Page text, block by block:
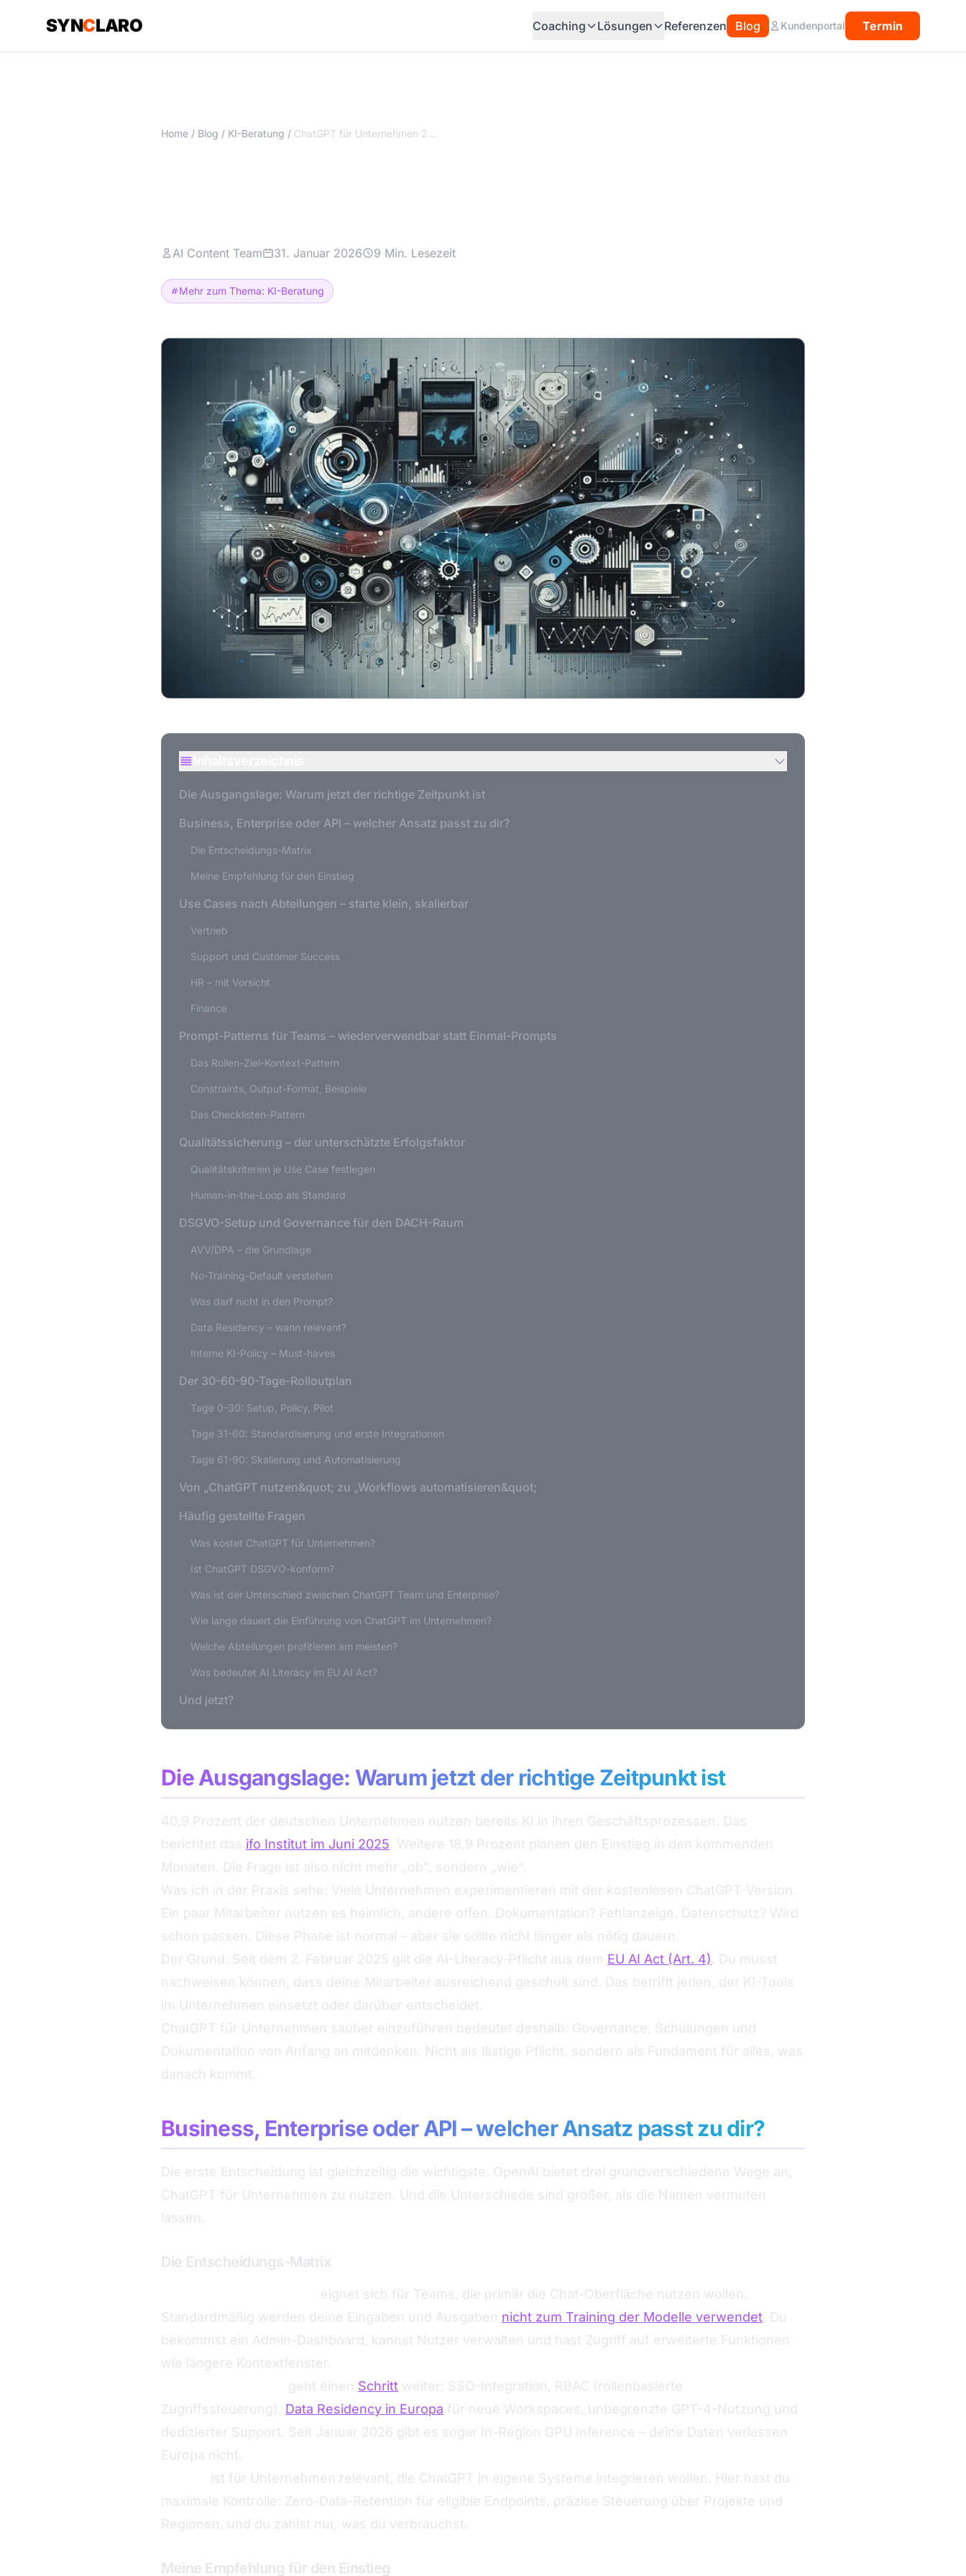
SYNCLARO Coaching Lösungen Referenzen Blog Kundenportal Termin
Home / Blog / KI-Beratung / ChatGPT für Unternehmen 2026: DSGVO-konforme KI-Integration
AI Content Team 31. Januar 2026 9 Min. Lesezeit
Mehr zum Thema: KI-Beratung
Die Ausgangslage: Warum jetzt der richtige Zeitpunkt ist
Business, Enterprise oder API – welcher Ansatz passt zu dir?
Die Entscheidungs-Matrix
Meine Empfehlung für den Einstieg
Use Cases nach Abteilungen – starte klein, skalierbar
Vertrieb
Support und Customer Success
HR – mit Vorsicht
Finance
Prompt-Patterns für Teams – wiederverwendbar statt Einmal-Prompts
Das Rollen-Ziel-Kontext-Pattern
Constraints, Output-Format, Beispiele
Das Checklisten-Pattern
Qualitätssicherung – der unterschätzte Erfolgsfaktor
Qualitätskriterien je Use Case festlegen
Human-in-the-Loop als Standard
DSGVO-Setup und Governance für den DACH-Raum
AVV/DPA – die Grundlage
No-Training-Default verstehen
Was darf nicht in den Prompt?
Data Residency – wann relevant?
Interne KI-Policy – Must-haves
Der 30-60-90-Tage-Rolloutplan
Tage 0-30: Setup, Policy, Pilot
Tage 31-60: Standardisierung und erste Integrationen
Tage 61-90: Skalierung und Automatisierung
Von „ChatGPT nutzen&quot; zu „Workflows automatisieren&quot;
Häufig gestellte Fragen
Was kostet ChatGPT für Unternehmen?
Ist ChatGPT DSGVO-konform?
Was ist der Unterschied zwischen ChatGPT Team und Enterprise?
Wie lange dauert die Einführung von ChatGPT im Unternehmen?
Welche Abteilungen profitieren am meisten?
Was bedeutet AI Literacy im EU AI Act?
Und jetzt?
Die Ausgangslage: Warum jetzt der richtige Zeitpunkt ist
40,9 Prozent der deutschen Unternehmen nutzen bereits KI in ihren Geschäftsprozessen. Das
berichtet das ifo Institut im Juni 2025. Weitere 18,9 Prozent planen den Einstieg in den kommenden
Monaten. Die Frage ist also nicht mehr „ob", sondern „wie".
Was ich in der Praxis sehe: Viele Unternehmen experimentieren mit der kostenlosen ChatGPT-Version.
Ein paar Mitarbeiter nutzen es heimlich, andere offen. Dokumentation? Fehlanzeige. Datenschutz? Wird
schon passen. Diese Phase ist normal – aber sie sollte nicht länger als nötig dauern.
Der Grund: Seit dem 2. Februar 2025 gilt die AI-Literacy-Pflicht aus dem EU AI Act (Art. 4). Du musst
nachweisen können, dass deine Mitarbeiter ausreichend geschult sind. Das betrifft jeden, der KI-Tools
im Unternehmen einsetzt oder darüber entscheidet.
ChatGPT für Unternehmen sauber einzuführen bedeutet deshalb: Governance, Schulungen und
Dokumentation von Anfang an mitdenken. Nicht als lästige Pflicht, sondern als Fundament für alles, was
danach kommt.
Business, Enterprise oder API – welcher Ansatz passt zu dir?
Die erste Entscheidung ist gleichzeitig die wichtigste. OpenAI bietet drei grundverschiedene Wege an,
ChatGPT für Unternehmen zu nutzen. Und die Unterschiede sind größer, als die Namen vermuten
lassen.
Die Entscheidungs-Matrix
eignet sich für Teams, die primär die Chat-Oberfläche nutzen wollen.
Standardmäßig werden deine Eingaben und Ausgaben nicht zum Training der Modelle verwendet. Du
bekommst ein Admin-Dashboard, kannst Nutzer verwalten und hast Zugriff auf erweiterte Funktionen
wie längere Kontextfenster.
geht einen Schritt weiter: SSO-Integration, RBAC (rollenbasierte
Zugriffssteuerung), Data Residency in Europa für neue Workspaces, unbegrenzte GPT-4-Nutzung und
dedizierter Support. Seit Januar 2026 gibt es sogar In-Region GPU Inference – deine Daten verlassen
Europa nicht.
ist für Unternehmen relevant, die ChatGPT in eigene Systeme integrieren wollen. Hier hast du
maximale Kontrolle: Zero-Data-Retention für eligible Endpoints, präzise Steuerung über Projekte und
Regionen, und du zahlst nur, was du verbrauchst.
Meine Empfehlung für den Einstieg